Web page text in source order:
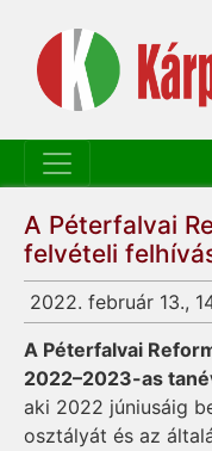
A Péterfalvai
felvételi
2022. február 13.,
A Péterfalvai
2022–2023-as
aki 2022 júniusáig
osztályát és az